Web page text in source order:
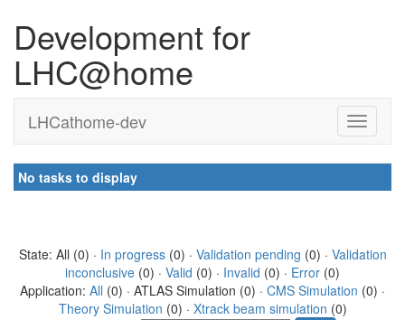
Development for
LHC@home
LHCathome-dev
No tasks to display
State: All (0) · In progress(0) · Validation pending (0) · Validation
inconclusive (0) · Valid (0) · Invalid (0) · Error (0)
Application: All (0) · ATLAS Simulation (0) · CMS Simulation (0) ·
Theory Simulation (0) · Xtrack beam simulation (0)